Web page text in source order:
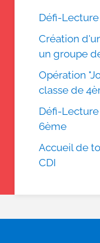
Défi-
Création
un groupe
Opération
classe de
Défi-
6ème
Accueil de
CDI